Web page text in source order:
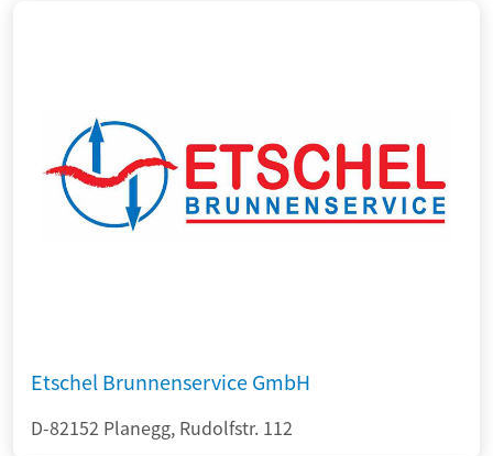
Etschel Brunnenservice GmbH
D-82152 Planegg, Rudolfstr. 112